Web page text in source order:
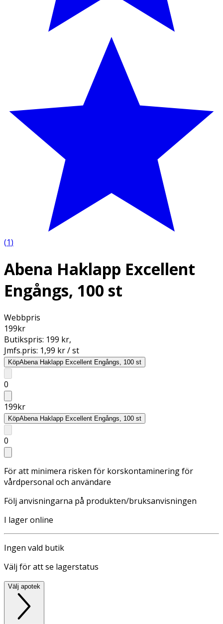
(1)
Abena Haklapp Excellent
Engångs, 100 st
Webbpris
199kr
Butikspris: 199 kr,
Jmfs.pris: 1,99 kr / st
KöpAbena Haklapp Excellent Engångs, 100 st
0
199kr
KöpAbena Haklapp Excellent Engångs, 100 st
0
För att minimera risken för korskontaminering för
vårdpersonal och användare
Följ anvisningarna på produkten/bruksanvisningen
I lager online
Ingen vald butik
Välj för att se lagerstatus
Välj apotek